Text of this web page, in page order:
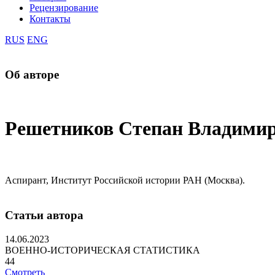
Рецензирование
Контакты
RUS ENG
Об авторе
Решетников Степан
Аспирант, Институт Российской истории РАН (Москва).
Статьи автора
14.06.2023
ВОЕННО-ИСТОРИЧЕСКАЯ СТАТИСТИКА
44
Смотреть